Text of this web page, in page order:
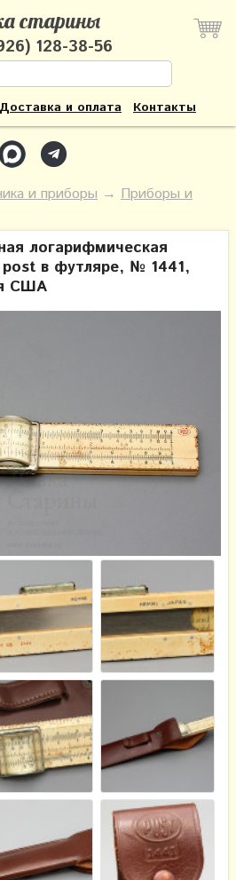
старины
128-38-56
Доставка и оплата Контакты
и приборы → Приборы и
логарифмическая
в футляре, № 1441,
США